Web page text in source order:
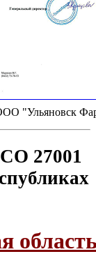
"Ульяновск
27001